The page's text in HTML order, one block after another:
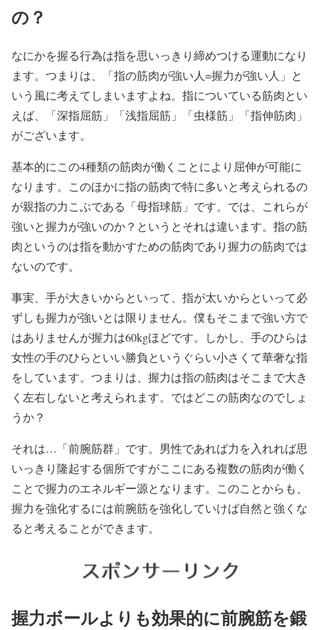
の？
なにかを握る行為は指を思いっきり締めつける運動になり
ます。つまりは、
「指の筋肉が強い人=握力が強い人」 と
いう風に考えてしまいますよね。指についている筋肉とい
えば、「深指屈筋」「浅指屈筋」「虫様筋」「指伸筋肉」
がございます。
基本的にこの4種類の筋肉が働くことにより屈伸が可能に
なります。このほかに指の筋肉で特に多いと考えられるの
が親指の力こぶである 「母指球筋」 です。では、これらが
強いと握力が強いのか？というとそれは違います。指の筋
肉というのは指を動かすための筋肉であり握力の筋肉では
ないのです。
事実、手が大きいからといって、 指が太いからといって必
ずしも握力が強いとは限りません。 僕もそこまで強い方で
はありませんが握力は60kgほどです。しかし、手のひらは
女性の手のひらといい勝負というぐらい小さくて華奢な指
をしています。つまりは、 握力は指の筋肉はそこまで大き
く左右しないと考えられます。ではどこの筋肉なのでしょ
うか？
それは… 「前腕筋群」 です。男性であれば力を入れれば思
いっきり隆起する個所ですがここにある複数の筋肉が働く
ことで握力のエネルギー源となります。 このことからも、
握力を強化するには前腕筋を強化していけば自然と強くな
ると考えることができます。
握力ボールよりも効果的に前腕筋を鍛